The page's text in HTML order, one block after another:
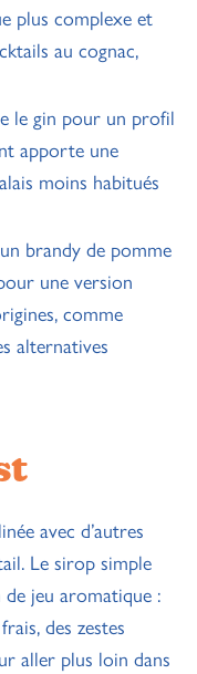
plus complexe et
au cognac,
le gin pour un profil
apporte une
moins habitués
brandy de pomme
une version
comme
alternatives
avec d’autres
Le sirop simple
jeu aromatique :
des zestes
aller plus loin dans